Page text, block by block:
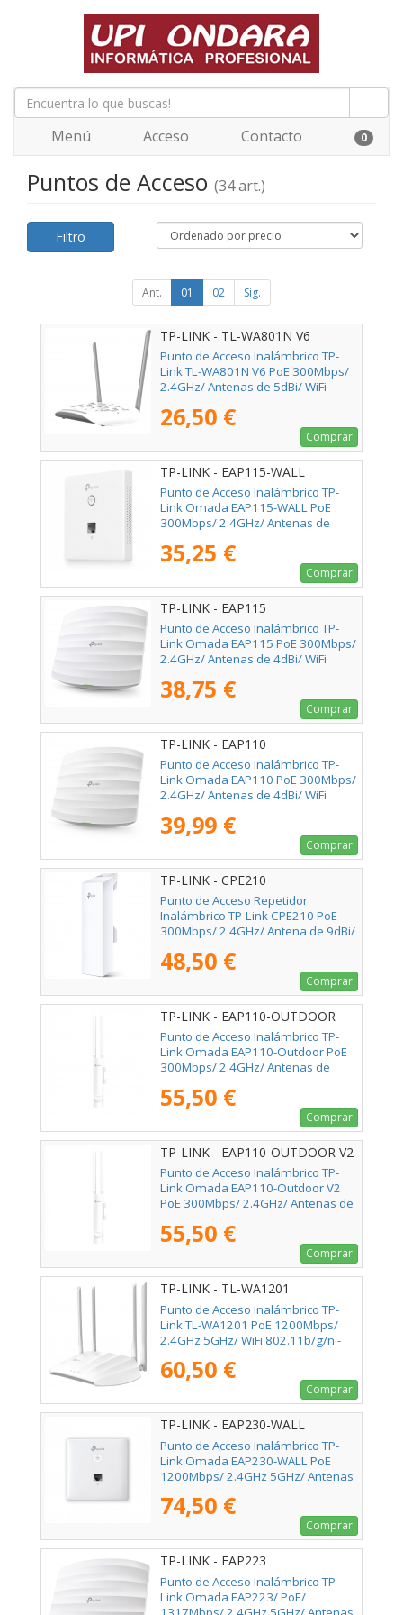
Menú Acceso Contacto 0
Puntos de Acceso (34 art.)
Filtro
Ant. 01 02 Sig.
TP-LINK - TL-WA801N V6
Punto de Acceso Inalámbrico TP-
Link TL-WA801N V6 PoE 300Mbps/
2.4GHz/ Antenas de 5dBi/ WiFi
26,50 €
Comprar
TP-LINK - EAP115-WALL
Punto de Acceso Inalámbrico TP-
Link Omada EAP115-WALL PoE
300Mbps/ 2.4GHz/ Antenas de
35,25 €
Comprar
TP-LINK - EAP115
Punto de Acceso Inalámbrico TP-
Link Omada EAP115 PoE 300Mbps/
2.4GHz/ Antenas de 4dBi/ WiFi
38,75 €
Comprar
TP-LINK - EAP110
Punto de Acceso Inalámbrico TP-
Link Omada EAP110 PoE 300Mbps/
2.4GHz/ Antenas de 4dBi/ WiFi
39,99 €
Comprar
TP-LINK - CPE210
Punto de Acceso Repetidor
Inalámbrico TP-Link CPE210 PoE
300Mbps/ 2.4GHz/ Antena de 9dBi/
48,50 €
Comprar
TP-LINK - EAP110-OUTDOOR
Punto de Acceso Inalámbrico TP-
Link Omada EAP110-Outdoor PoE
300Mbps/ 2.4GHz/ Antenas de
55,50 €
Comprar
TP-LINK - EAP110-OUTDOOR V2
Punto de Acceso Inalámbrico TP-
Link Omada EAP110-Outdoor V2
PoE 300Mbps/ 2.4GHz/ Antenas de
55,50 €
Comprar
TP-LINK - TL-WA1201
Punto de Acceso Inalámbrico TP-
Link TL-WA1201 PoE 1200Mbps/
2.4GHz 5GHz/ WiFi 802.11b/g/n -
60,50 €
Comprar
TP-LINK - EAP230-WALL
Punto de Acceso Inalámbrico TP-
Link Omada EAP230-WALL PoE
1200Mbps/ 2.4GHz 5GHz/ Antenas
74,50 €
Comprar
TP-LINK - EAP223
Punto de Acceso Inalámbrico TP-
Link Omada EAP223/ PoE/